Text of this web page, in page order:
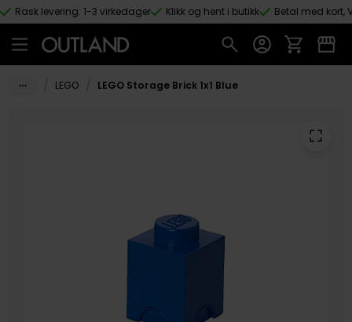
Hopp til hovedinnhold
Rask levering: 1-3 virkedager Klikk og hent i butikk Betal med kort,
LEGO LEGO Storage Brick 1x1 Blue